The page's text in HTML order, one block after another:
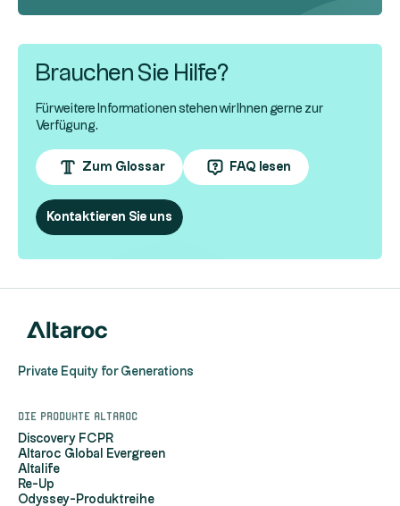
Brauchen Sie Hilfe?
Für weitere Informationen stehen wir Ihnen gerne zur
Verfügung.
Zum Glossar FAQ lesen
Kontaktieren Sie uns
Private Equity for Generations
Die Produkte Altaroc
Discovery FCPR
Altaroc Global Evergreen
Altalife
Re-Up
Odyssey-Produktreihe